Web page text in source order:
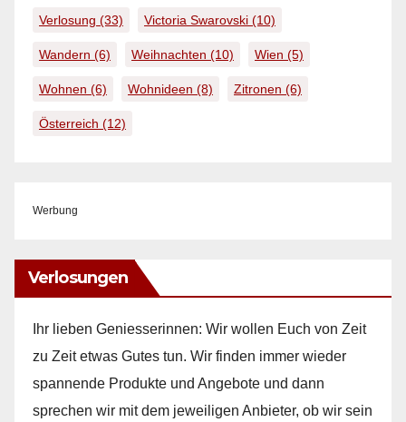
Verlosung (33) Victoria Swarovski (10)
Wandern (6) Weihnachten (10) Wien (5)
Wohnen (6) Wohnideen (8) Zitronen (6)
Österreich (12)
Werbung
Verlosungen
Ihr lieben Geniesserinnen: Wir wollen Euch von Zeit
zu Zeit etwas Gutes tun. Wir finden immer wieder
spannende Produkte und Angebote und dann
sprechen wir mit dem jeweiligen Anbieter, ob wir sein